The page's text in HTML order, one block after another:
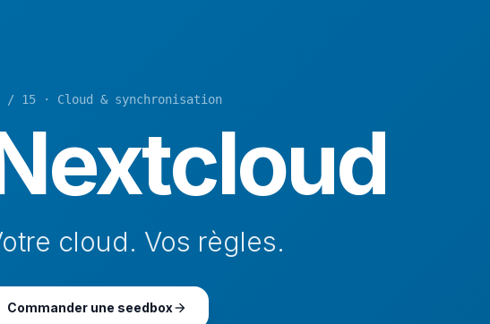
/ 15 · Cloud & synchronisation
cloud. Vos règles.
Commander une seedboxarrow_forward